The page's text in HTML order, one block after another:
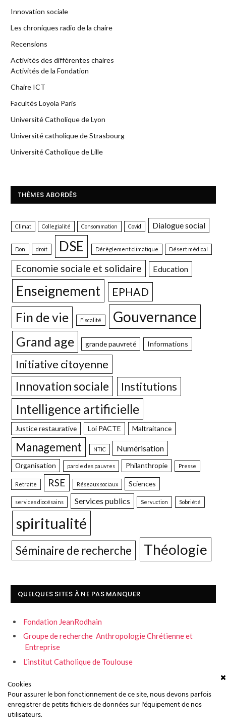
Innovation sociale
Les chroniques radio de la chaire
Recensions
Activités des différentes chaires
Activités de la Fondation
Chaire ICT
Facultés Loyola Paris
Université Catholique de Lyon
Université catholique de Strasbourg
Université Catholique de Lille
THÈMES ABORDÉS
Climat Collegialité Consommation Covid Dialogue social
Don droit DSE Dérèglement climatique Désert médical
Economie sociale et solidaire Education
Enseignement EPHAD
Fin de vie Fiscalité Gouvernance
Grand age grande pauvreté Informations
Initiative citoyenne
Innovation sociale Institutions
Intelligence artificielle
Justice restaurative Loi PACTE Maltraitance
Management NTIC Numérisation
Organisation parole des pauvres Philanthropie Presse
Retraite RSE Réseaux sociaux Sciences
services diocésains Services publics Servuction Sobriété
spiritualité
Séminaire de recherche Théologie
QUELQUES SITES À NE PAS MANQUER
Fondation JeanRodhain
Groupe de recherche Anthropologie Chrétienne et
Entreprise
L'institut Catholique de Toulouse
Cookies
Pour assurer le bon fonctionnement de ce site, nous devons parfois
enregistrer de petits fichiers de données sur l'équipement de nos
utilisateurs.